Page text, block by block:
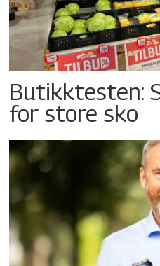
Butikktesten:
for store sko